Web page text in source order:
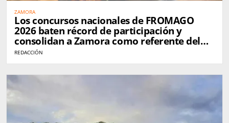
ZAMORA
Los concursos nacionales de FROMAGO
2026 baten récord de participación y
consolidan a Zamora como referente del
queso en España
REDACCIÓN